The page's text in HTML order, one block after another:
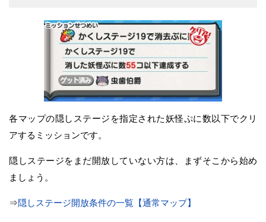
各マップの隠しステージを指定された妖怪ぷに数以下でクリ
アするミッションです。
隠しステージをまだ開放していない方は、まずそこから始め
ましょう。
⇒隠しステージ開放条件の一覧【通常マップ】